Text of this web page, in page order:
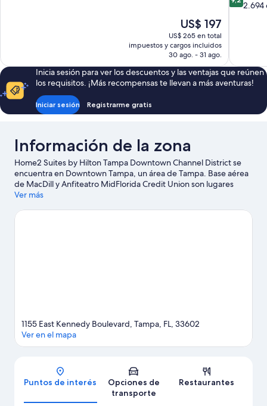
El
precio
actual
es
de
US$ 197
US$ 197
US$ 265 en total
impuestos y cargos incluidos
30 ago. - 31 ago.
de 2.694
Inicia sesión para ver los descuentos y las ventajas que reúnen
los requisitos. ¡Más recompensas te llevan a más aventuras!
Iniciar sesión Registrarme gratis
Información de la zona
Home2 Suites by Hilton Tampa Downtown Channel District se
encuentra en Downtown Tampa, un área de Tampa. Base aérea
de MacDill y Anfiteatro MidFlorida Credit Union son lugares
culturales emblemáticos, y algunos de los puntos de interés más
Lowry Park. ¿Quieres asistir a un evento o partido? Échale un
Ver más
Mapa
1155 East Kennedy Boulevard, Tampa, FL, 33602
Ver en el mapa
Puntos de interés
Opciones de
transporte
Restaurantes